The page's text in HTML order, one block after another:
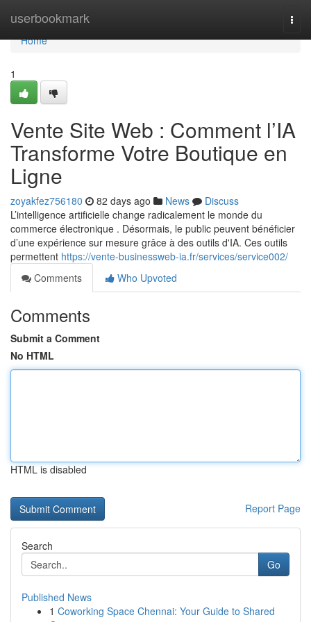
userbookmark
Home
Home
1
Vente Site Web : Comment l’IA
Transforme Votre Boutique en
Ligne
zoyakfez756180 82 days ago News
Discuss
L’intelligence artificielle change radicalement le monde du
commerce électronique . Désormais, le public peuvent bénéficier
d’une expérience sur mesure grâce à des outils d'IA. Ces outils
permettent https://vente-businessweb-ia.fr/services/service002/
Comments
Who Upvoted
Comments
Submit a Comment
No HTML
HTML is disabled
Report Page
Search
Go
Published News
1 Coworking Space Chennai: Your Guide to Shared